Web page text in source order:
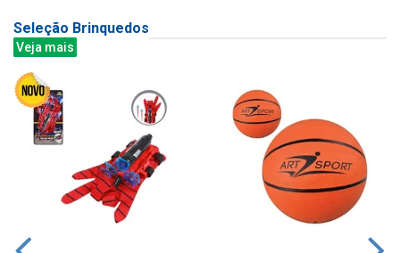
Seleção Brinquedos
Veja mais